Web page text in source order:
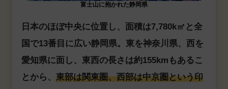
日本のほぼ中央に位置し、面積は7,780k㎡と全
国で13番目に広い静岡県。東を神奈川県、西を
愛知県に面し、東西の長さは約155kmもあるこ
とから、 東部は関東圏、西部は中京圏という印
富士山に抱かれた静岡県